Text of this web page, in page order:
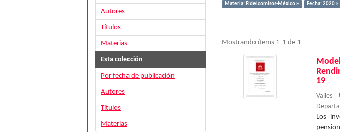
Materia: Fideicomisos-México × Fecha: 2020 ×
Mostrando ítems 1-1 de 1
19
Valles
Los
Autores
Títulos
Materias
Esta colección
Por fecha de publicación
Autores
Títulos
Materias